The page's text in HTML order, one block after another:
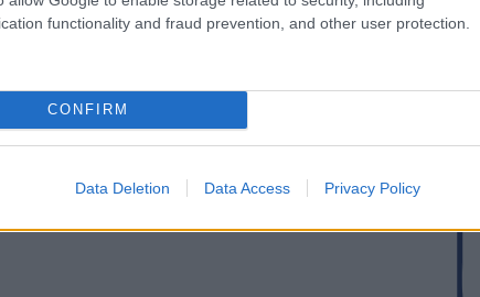
functionality and fraud prevention, and other user protection.
CONFIRM
Data Deletion Data Access Privacy Policy